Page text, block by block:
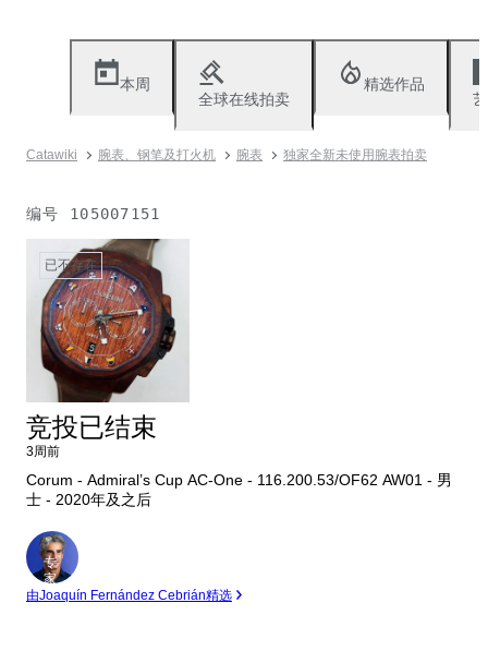
本周
全球在线拍卖
精选作品
Catawiki 腕表、钢笔及打火机 腕表 独家全新未使用腕表拍卖
编号 105007151
已不存在
竞投已结束
3周前
Corum - Admiral’s Cup AC-One - 116.200.53/OF62 AW01 - 男
士 - 2020年及之后
专
家
由Joaquín Fernández Cebrián精选